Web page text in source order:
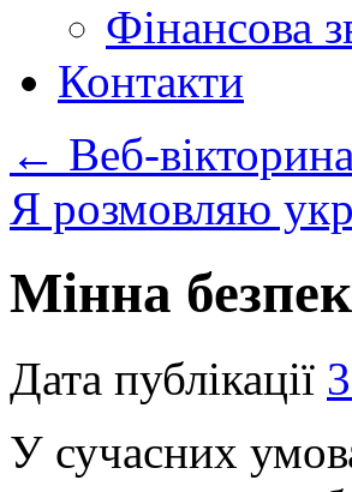
Фінансова
Контакти
← Веб-
Я розмовляю
Мінна
Дата публікації
У сучасних